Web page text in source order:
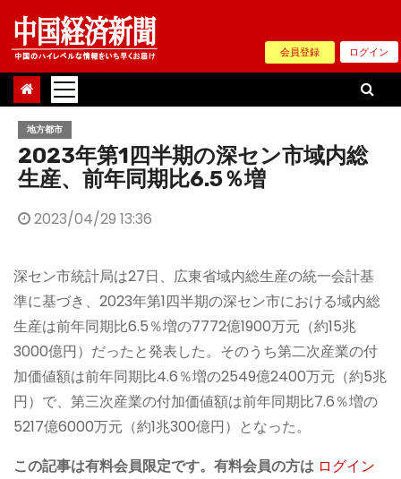
Skip
content
会員登録 ログイン
地方都市
2023年第1四半期の深セン市域内総
生産、前年同期比6.5％増
2023/04/29 13:36
深セン市統計局は27日、広東省域内総生産の統一会計基
準に基づき、2023年第1四半期の深セン市における域内総
生産は前年同期比6.5％増の7772億1900万元（約15兆
3000億円）だったと発表した。そのうち第二次産業の付
加価値額は前年同期比4.6％増の2549億2400万元（約5兆
円）で、第三次産業の付加価値額は前年同期比7.6％増の
5217億6000万元（約1兆300億円）となった。
この記事は有料会員限定です。有料会員の方は ログイン